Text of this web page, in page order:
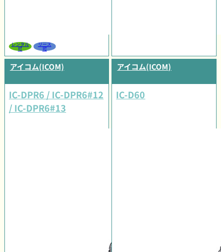
レンタル
可
リース
可
アイコム(ICOM)
IC-DPR6 / IC-DPR6#12
/ IC-DPR6#13
アイコム(ICOM)
IC-D60